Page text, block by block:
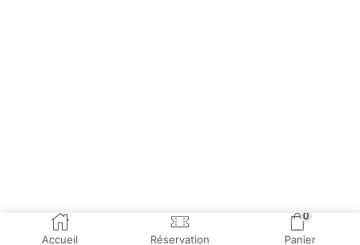
Accueil Réservation
0
Panier